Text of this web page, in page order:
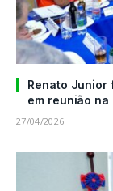
Renato Junior
em reunião na
27/04/2026